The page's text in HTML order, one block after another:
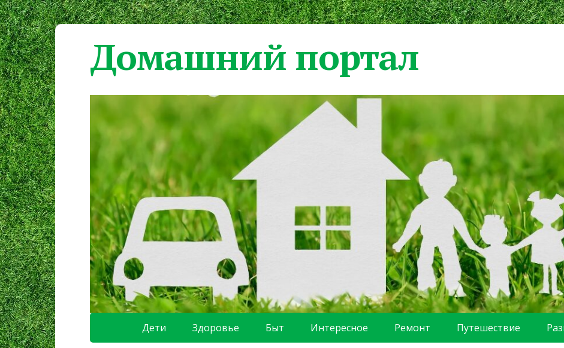
Домашний портал
Дети Здоровье Быт Интересное Ремонт Путешествие